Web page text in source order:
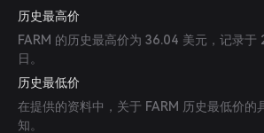
历史最高价
FARM 的历史最高价为 36.04 美元，记录
日。
历史最低价
在提供的资料中，关于 FARM 历史最低价的
知。